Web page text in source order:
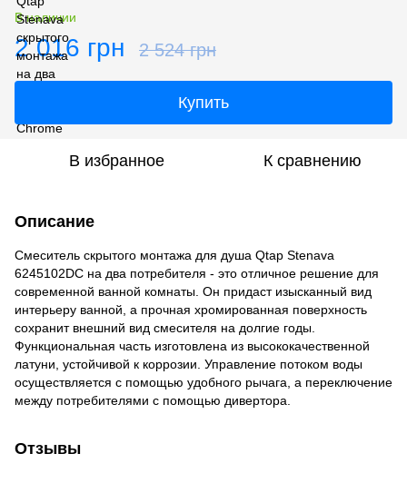
В наличии
2 016 грн 2 524 грн
Купить
В избранное К сравнению
Описание
Смеситель скрытого монтажа для душа Qtap Stenava
6245102DC на два потребителя - это отличное решение для
современной ванной комнаты. Он придаст изысканный вид
интерьеру ванной, а прочная хромированная поверхность
сохранит внешний вид смесителя на долгие годы.
Функциональная часть изготовлена из высококачественной
латуни, устойчивой к коррозии. Управление потоком воды
осуществляется с помощью удобного рычага, а переключение
между потребителями с помощью дивертора.
Отзывы